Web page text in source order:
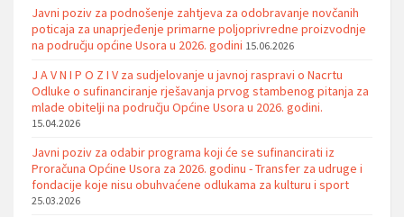
Javni poziv za podnošenje zahtjeva za odobravanje novčanih
poticaja za unaprjeđenje primarne poljoprivredne proizvodnje
na području općine Usora u 2026. godini 15.06.2026
J A V N I P O Z I V za sudjelovanje u javnoj raspravi o Nacrtu
Odluke o sufinanciranje rješavanja prvog stambenog pitanja za
mlade obitelji na području Općine Usora u 2026. godini.
15.04.2026
Javni poziv za odabir programa koji će se sufinancirati iz
Proračuna Općine Usora za 2026. godinu - Transfer za udruge i
fondacije koje nisu obuhvaćene odlukama za kulturu i sport
25.03.2026